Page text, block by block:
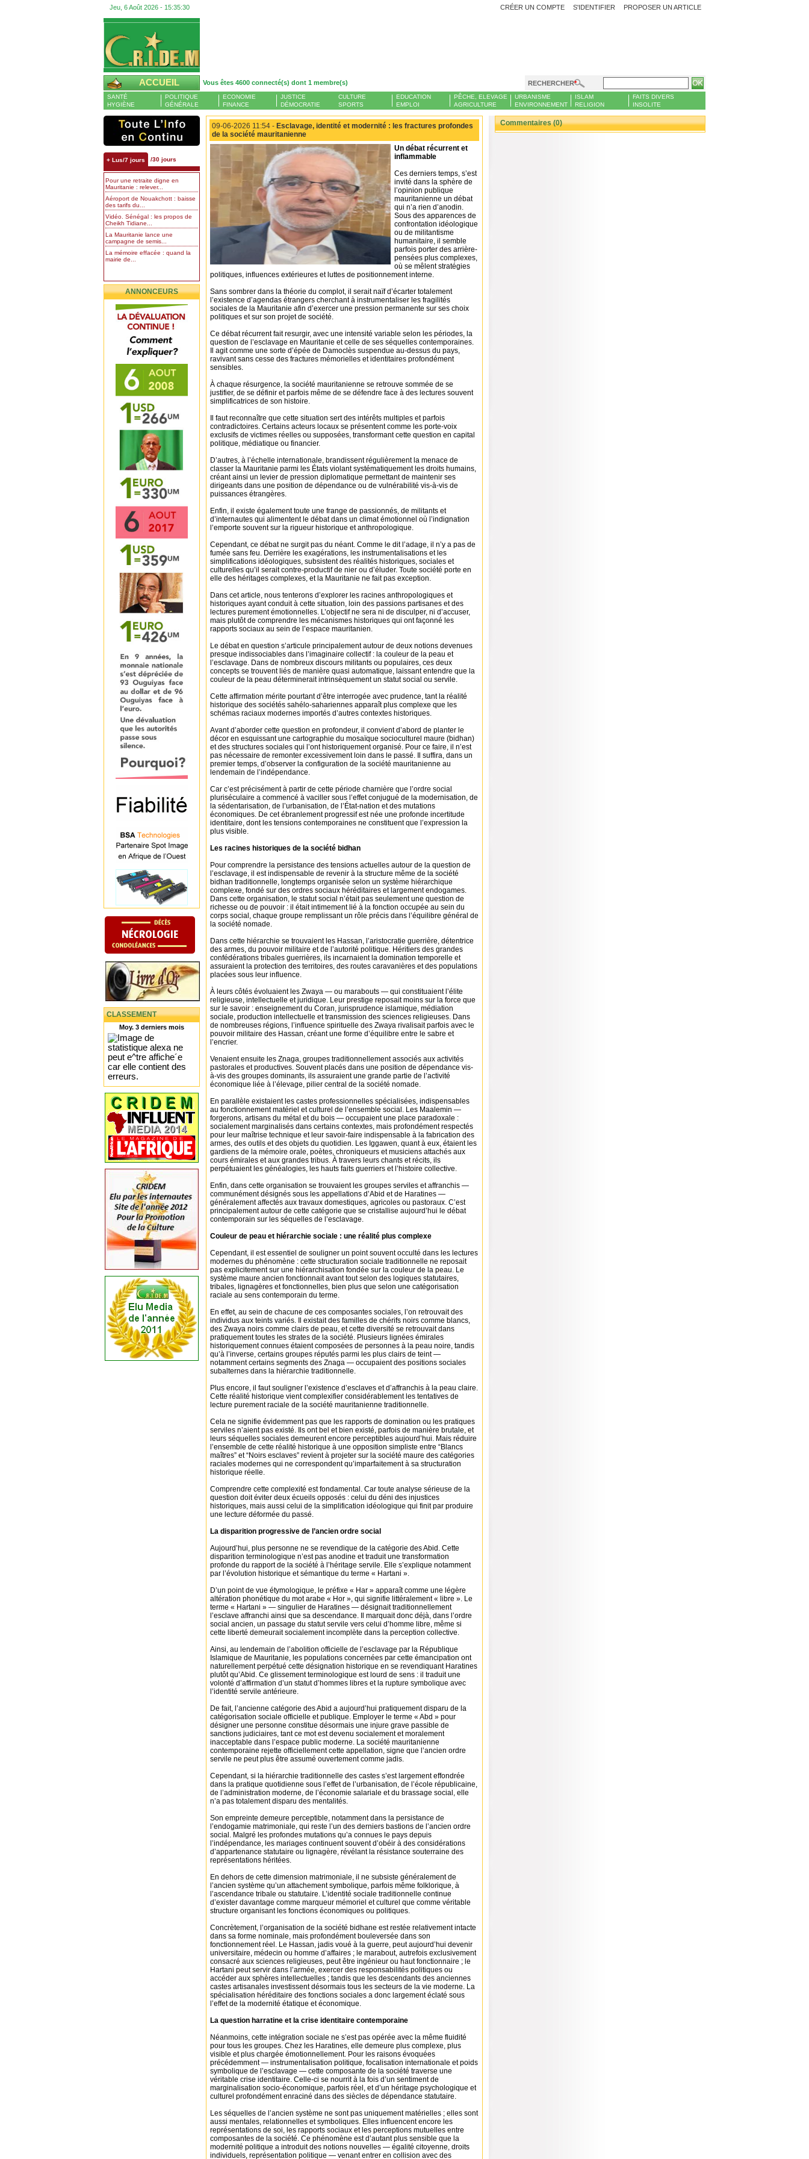
Jeu, 6 Août 2026 - 15:35:31 PROPOSER UN ARTICLE
CRÉER UN COMPTE S'IDENTIFIER
ACCUEIL Vous êtes 4600 connecté(s) dont 1 membre(s) RECHERCHER
SANTÉ
HYGIÈNE
POLITIQUE
GÉNÉRALE
ECONOMIE
FINANCE
JUSTICE
DÉMOCRATIE
CULTURE
SPORTS
EDUCATION
EMPLOI
PÊCHE, ELEVAGE
AGRICULTURE
URBANISME
ENVIRONNEMENT
ISLAM
RELIGION
FAITS DIVERS
INSOLITE
+ Lus/7 jours /30 jours
Pour une retraite digne en
Mauritanie : relever...
Aéroport de Nouakchott : baisse
des tarifs du...
Vidéo. Sénégal : les propos de
Cheikh Tidiane...
La Mauritanie lance une
campagne de semis...
La mémoire effacée : quand la
mairie de...
ANNONCEURS
CLASSEMENT
Moy. 3 derniers mois
09-06-2026 11:54 - Esclavage, identité et modernité : les fractures profondes
de la société mauritanienne
Un débat récurrent et
inflammable
Ces derniers temps, s’est
invité dans la sphère de
l’opinion publique
mauritanienne un débat
qui n’a rien d’anodin.
Sous des apparences de
confrontation idéologique
ou de militantisme
humanitaire, il semble
parfois porter des arrière-
pensées plus complexes,
où se mêlent stratégies
politiques, influences extérieures et luttes de positionnement interne.
Sans sombrer dans la théorie du complot, il serait naïf d’écarter totalement
l’existence d’agendas étrangers cherchant à instrumentaliser les fragilités
sociales de la Mauritanie afin d’exercer une pression permanente sur ses choix
politiques et sur son projet de société.
Ce débat récurrent fait resurgir, avec une intensité variable selon les périodes, la
question de l’esclavage en Mauritanie et celle de ses séquelles contemporaines.
Il agit comme une sorte d’épée de Damoclès suspendue au-dessus du pays,
ravivant sans cesse des fractures mémorielles et identitaires profondément
sensibles.
À chaque résurgence, la société mauritanienne se retrouve sommée de se
justifier, de se définir et parfois même de se défendre face à des lectures souvent
simplificatrices de son histoire.
Il faut reconnaître que cette situation sert des intérêts multiples et parfois
contradictoires. Certains acteurs locaux se présentent comme les porte-voix
exclusifs de victimes réelles ou supposées, transformant cette question en capital
politique, médiatique ou financier.
D’autres, à l’échelle internationale, brandissent régulièrement la menace de
classer la Mauritanie parmi les États violant systématiquement les droits humains,
créant ainsi un levier de pression diplomatique permettant de maintenir ses
dirigeants dans une position de dépendance ou de vulnérabilité vis-à-vis de
puissances étrangères.
Enfin, il existe également toute une frange de passionnés, de militants et
d’internautes qui alimentent le débat dans un climat émotionnel où l’indignation
l’emporte souvent sur la rigueur historique et anthropologique.
Cependant, ce débat ne surgit pas du néant. Comme le dit l’adage, il n’y a pas de
fumée sans feu. Derrière les exagérations, les instrumentalisations et les
simplifications idéologiques, subsistent des réalités historiques, sociales et
culturelles qu’il serait contre-productif de nier ou d’éluder. Toute société porte en
elle des héritages complexes, et la Mauritanie ne fait pas exception.
Dans cet article, nous tenterons d’explorer les racines anthropologiques et
historiques ayant conduit à cette situation, loin des passions partisanes et des
lectures purement émotionnelles. L’objectif ne sera ni de disculper, ni d’accuser,
mais plutôt de comprendre les mécanismes historiques qui ont façonné les
rapports sociaux au sein de l’espace mauritanien.
Le débat en question s’articule principalement autour de deux notions devenues
presque indissociables dans l’imaginaire collectif : la couleur de la peau et
l’esclavage. Dans de nombreux discours militants ou populaires, ces deux
concepts se trouvent liés de manière quasi automatique, laissant entendre que la
couleur de la peau déterminerait intrinsèquement un statut social ou servile.
Cette affirmation mérite pourtant d’être interrogée avec prudence, tant la réalité
historique des sociétés sahélo-sahariennes apparaît plus complexe que les
schémas raciaux modernes importés d’autres contextes historiques.
Avant d’aborder cette question en profondeur, il convient d’abord de planter le
décor en esquissant une cartographie du mosaïque socioculturel maure (bidhan)
et des structures sociales qui l’ont historiquement organisé. Pour ce faire, il n’est
pas nécessaire de remonter excessivement loin dans le passé. Il suffira, dans un
premier temps, d’observer la configuration de la société mauritanienne au
lendemain de l’indépendance.
Car c’est précisément à partir de cette période charnière que l’ordre social
pluriséculaire a commencé à vaciller sous l’effet conjugué de la modernisation, de
la sédentarisation, de l’urbanisation, de l’État-nation et des mutations
économiques. De cet ébranlement progressif est née une profonde incertitude
identitaire, dont les tensions contemporaines ne constituent que l’expression la
plus visible.
Les racines historiques de la société bidhan
Pour comprendre la persistance des tensions actuelles autour de la question de
l’esclavage, il est indispensable de revenir à la structure même de la société
bidhan traditionnelle, longtemps organisée selon un système hiérarchique
complexe, fondé sur des ordres sociaux héréditaires et largement endogames.
Dans cette organisation, le statut social n’était pas seulement une question de
richesse ou de pouvoir : il était intimement lié à la fonction occupée au sein du
corps social, chaque groupe remplissant un rôle précis dans l’équilibre général de
la société nomade.
Dans cette hiérarchie se trouvaient les Hassan, l’aristocratie guerrière, détentrice
des armes, du pouvoir militaire et de l’autorité politique. Héritiers des grandes
confédérations tribales guerrières, ils incarnaient la domination temporelle et
assuraient la protection des territoires, des routes caravanières et des populations
placées sous leur influence.
À leurs côtés évoluaient les Zwaya — ou marabouts — qui constituaient l’élite
religieuse, intellectuelle et juridique. Leur prestige reposait moins sur la force que
sur le savoir : enseignement du Coran, jurisprudence islamique, médiation
sociale, production intellectuelle et transmission des sciences religieuses. Dans
de nombreuses régions, l’influence spirituelle des Zwaya rivalisait parfois avec le
pouvoir militaire des Hassan, créant une forme d’équilibre entre le sabre et
l’encrier.
Venaient ensuite les Znaga, groupes traditionnellement associés aux activités
pastorales et productives. Souvent placés dans une position de dépendance vis-
à-vis des groupes dominants, ils assuraient une grande partie de l’activité
économique liée à l’élevage, pilier central de la société nomade.
En parallèle existaient les castes professionnelles spécialisées, indispensables
au fonctionnement matériel et culturel de l’ensemble social. Les Maalemin —
forgerons, artisans du métal et du bois — occupaient une place paradoxale :
socialement marginalisés dans certains contextes, mais profondément respectés
pour leur maîtrise technique et leur savoir-faire indispensable à la fabrication des
armes, des outils et des objets du quotidien. Les Iggawen, quant à eux, étaient les
gardiens de la mémoire orale, poètes, chroniqueurs et musiciens attachés aux
cours émirales et aux grandes tribus. À travers leurs chants et récits, ils
perpétuaient les généalogies, les hauts faits guerriers et l’histoire collective.
Enfin, dans cette organisation se trouvaient les groupes serviles et affranchis —
communément désignés sous les appellations d’Abid et de Haratines —
généralement affectés aux travaux domestiques, agricoles ou pastoraux. C’est
principalement autour de cette catégorie que se cristallise aujourd’hui le débat
contemporain sur les séquelles de l’esclavage.
Couleur de peau et hiérarchie sociale : une réalité plus complexe
Cependant, il est essentiel de souligner un point souvent occulté dans les lectures
modernes du phénomène : cette structuration sociale traditionnelle ne reposait
pas explicitement sur une hiérarchisation fondée sur la couleur de la peau. Le
système maure ancien fonctionnait avant tout selon des logiques statutaires,
tribales, lignagères et fonctionnelles, bien plus que selon une catégorisation
raciale au sens contemporain du terme.
En effet, au sein de chacune de ces composantes sociales, l’on retrouvait des
individus aux teints variés. Il existait des familles de chérifs noirs comme blancs,
des Zwaya noirs comme clairs de peau, et cette diversité se retrouvait dans
pratiquement toutes les strates de la société. Plusieurs lignées émirales
historiquement connues étaient composées de personnes à la peau noire, tandis
qu’à l’inverse, certains groupes réputés parmi les plus clairs de teint —
notamment certains segments des Znaga — occupaient des positions sociales
subalternes dans la hiérarchie traditionnelle.
Plus encore, il faut souligner l’existence d’esclaves et d’affranchis à la peau claire.
Cette réalité historique vient complexifier considérablement les tentatives de
lecture purement raciale de la société mauritanienne traditionnelle.
Cela ne signifie évidemment pas que les rapports de domination ou les pratiques
serviles n’aient pas existé. Ils ont bel et bien existé, parfois de manière brutale, et
leurs séquelles sociales demeurent encore perceptibles aujourd’hui. Mais réduire
l’ensemble de cette réalité historique à une opposition simpliste entre “Blancs
maîtres” et “Noirs esclaves” revient à projeter sur la société maure des catégories
raciales modernes qui ne correspondent qu’imparfaitement à sa structuration
historique réelle.
Comprendre cette complexité est fondamental. Car toute analyse sérieuse de la
question doit éviter deux écueils opposés : celui du déni des injustices
historiques, mais aussi celui de la simplification idéologique qui finit par produire
une lecture déformée du passé.
La disparition progressive de l’ancien ordre social
Aujourd’hui, plus personne ne se revendique de la catégorie des Abid. Cette
disparition terminologique n’est pas anodine et traduit une transformation
profonde du rapport de la société à l’héritage servile. Elle s’explique notamment
par l’évolution historique et sémantique du terme « Hartani ».
D’un point de vue étymologique, le préfixe « Har » apparaît comme une légère
altération phonétique du mot arabe « Hor », qui signifie littéralement « libre ». Le
terme « Hartani » — singulier de Haratines — désignait traditionnellement
l’esclave affranchi ainsi que sa descendance. Il marquait donc déjà, dans l’ordre
social ancien, un passage du statut servile vers celui d’homme libre, même si
cette liberté demeurait socialement incomplète dans la perception collective.
Ainsi, au lendemain de l’abolition officielle de l’esclavage par la République
Islamique de Mauritanie, les populations concernées par cette émancipation ont
naturellement perpétué cette désignation historique en se revendiquant Haratines
plutôt qu’Abid. Ce glissement terminologique est lourd de sens : il traduit une
volonté d’affirmation d’un statut d’hommes libres et la rupture symbolique avec
l’identité servile antérieure.
De fait, l’ancienne catégorie des Abid a aujourd’hui pratiquement disparu de la
catégorisation sociale officielle et publique. Employer le terme « Abd » pour
désigner une personne constitue désormais une injure grave passible de
sanctions judiciaires, tant ce mot est devenu socialement et moralement
inacceptable dans l’espace public moderne. La société mauritanienne
contemporaine rejette officiellement cette appellation, signe que l’ancien ordre
servile ne peut plus être assumé ouvertement comme jadis.
Cependant, si la hiérarchie traditionnelle des castes s’est largement effondrée
dans la pratique quotidienne sous l’effet de l’urbanisation, de l’école républicaine,
de l’administration moderne, de l’économie salariale et du brassage social, elle
n’a pas totalement disparu des mentalités.
Son empreinte demeure perceptible, notamment dans la persistance de
l’endogamie matrimoniale, qui reste l’un des derniers bastions de l’ancien ordre
social. Malgré les profondes mutations qu’a connues le pays depuis
l’indépendance, les mariages continuent souvent d’obéir à des considérations
d’appartenance statutaire ou lignagère, révélant la résistance souterraine des
représentations héritées.
En dehors de cette dimension matrimoniale, il ne subsiste généralement de
l’ancien système qu’un attachement symbolique, parfois même folklorique, à
l’ascendance tribale ou statutaire. L’identité sociale traditionnelle continue
d’exister davantage comme marqueur mémoriel et culturel que comme véritable
structure organisant les fonctions économiques ou politiques.
Concrètement, l’organisation de la société bidhane est restée relativement intacte
dans sa forme nominale, mais profondément bouleversée dans son
fonctionnement réel. Le Hassan, jadis voué à la guerre, peut aujourd’hui devenir
universitaire, médecin ou homme d’affaires ; le marabout, autrefois exclusivement
consacré aux sciences religieuses, peut être ingénieur ou haut fonctionnaire ; le
Hartani peut servir dans l’armée, exercer des responsabilités politiques ou
accéder aux sphères intellectuelles ; tandis que les descendants des anciennes
castes artisanales investissent désormais tous les secteurs de la vie moderne. La
spécialisation héréditaire des fonctions sociales a donc largement éclaté sous
l’effet de la modernité étatique et économique.
La question harratine et la crise identitaire contemporaine
Néanmoins, cette intégration sociale ne s’est pas opérée avec la même fluidité
pour tous les groupes. Chez les Haratines, elle demeure plus complexe, plus
visible et plus chargée émotionnellement. Pour les raisons évoquées
précédemment — instrumentalisation politique, focalisation internationale et poids
symbolique de l’esclavage — cette composante de la société traverse une
véritable crise identitaire. Celle-ci se nourrit à la fois d’un sentiment de
marginalisation socio-économique, parfois réel, et d’un héritage psychologique et
culturel profondément enraciné dans des siècles de dépendance statutaire.
Les séquelles de l’ancien système ne sont pas uniquement matérielles ; elles sont
aussi mentales, relationnelles et symboliques. Elles influencent encore les
représentations de soi, les rapports sociaux et les perceptions mutuelles entre
composantes de la société. Ce phénomène est d’autant plus sensible que la
modernité politique a introduit des notions nouvelles — égalité citoyenne, droits
individuels, représentation politique — venant entrer en collision avec des
Commentaires (0)